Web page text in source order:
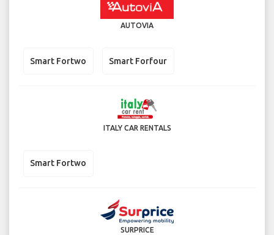
AUTOVIA
Smart Fortwo Smart Forfour
ITALY CAR RENTALS
Smart Fortwo
SURPRICE